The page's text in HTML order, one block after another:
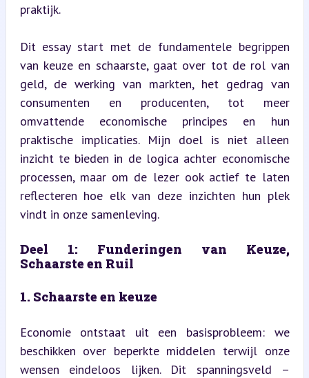
praktijk.
Dit essay start met de fundamentele begrippen
van keuze en schaarste, gaat over tot de rol van
geld, de werking van markten, het gedrag van
consumenten en producenten, tot meer
omvattende economische principes en hun
praktische implicaties. Mijn doel is niet alleen
inzicht te bieden in de logica achter economische
processen, maar om de lezer ook actief te laten
reflecteren hoe elk van deze inzichten hun plek
vindt in onze samenleving.
Deel 1: Funderingen van Keuze,
Schaarste en Ruil
1. Schaarste en keuze
Economie ontstaat uit een basisprobleem: we
beschikken over beperkte middelen terwijl onze
wensen eindeloos lijken. Dit spanningsveld –